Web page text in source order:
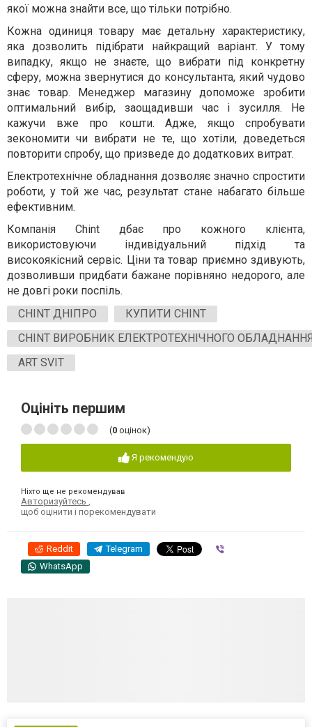
якої можна знайти все, що тільки потрібно.
Кожна одиниця товару має детальну характеристику,
яка дозволить підібрати найкращий варіант. У тому
випадку, якщо не знаєте, що вибрати під конкретну
сферу, можна звернутися до консультанта, який чудово
знає товар. Менеджер магазину допоможе зробити
оптимальний вибір, заощадивши час і зусилля. Не
кажучи вже про кошти. Адже, якщо спробувати
зекономити чи вибрати не те, що хотіли, доведеться
повторити спробу, що призведе до додаткових витрат.
Електротехнічне обладнання дозволяє значно спростити
роботи, у той же час, результат стане набагато більше
ефективним.
Компанія Chint дбає про кожного клієнта,
використовуючи індивідуальний підхід та
високоякісний сервіс. Ціни та товар приємно здивують,
дозволивши придбати бажане порівняно недорого, але
не довгі роки поспіль.
CHINT ДНІПРО
КУПИТИ CHINT
CHINT ВИРОБНИК ЕЛЕКТРОТЕХНІЧНОГО
ART SVIT
Оцініть першим
(0 оцінок)
Я рекомендую
Ніхто ще не рекомендував
Авторизуйтесь ,
щоб оцінити і порекомендувати
Reddit Telegram
WhatsApp